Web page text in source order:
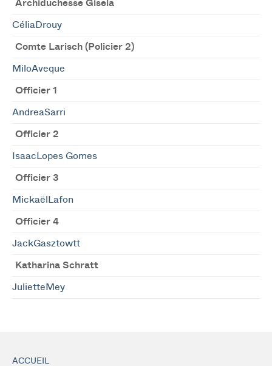
Archiduchesse Gisela
CéliaDrouy
Comte Larisch (Policier 2)
MiloAveque
Officier 1
AndreaSarri
Officier 2
IsaacLopes Gomes
Officier 3
MickaëlLafon
Officier 4
JackGasztowtt
Katharina Schratt
JulietteMey
ACCUEIL